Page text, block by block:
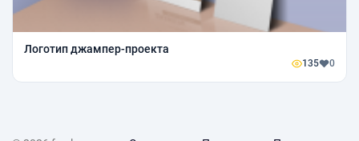
Логотип джампер-проекта
135 0